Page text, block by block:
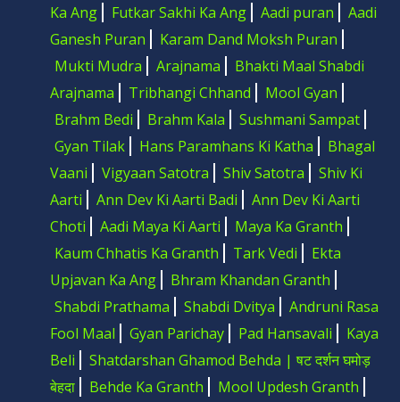
101. (100) Bilas Bodh
31:46
102. (101) Sukh Sagar Bodh
103. (102) Vigyaan Vihangam Bodh
104. (103) Hirambar Bodh
05:46
105. (104) Muhammad Bodh
02:49
106. (105) Kafir Bodh
107. (106) Gyaan Sagar Ke Savaiyen
37:42
108. (107) Gaind Uchhal Ke Savaiyen
33:31
109. (108) Rekhte
51:12
110. (109) Jhulne
111. (110) Areel
39:09
112. (111) Baint Naseetnama
13:26
113. (112) Parsi Baint
28:11
115. (114) Jhumakre
30:47
116. (115) Ashtang
21:03
117. (116) Raag Ramaini
02:33
118. (117) Brahm Ramaini
04:50
119. (118) Aadi Ramaini
04:31
120. (119) Shabd Ramaini
01:13
Ka Ang
Futkar Sakhi Ka Ang Aadi puran
Aadi
Ganesh Puran
Karam Dand Moksh Puran
Mukti Mudra
Arajnama
Bhakti Maal Shabdi
Arajnama
Tribhangi Chhand
Mool Gyan
Brahm Bedi
Brahm Kala
Sushmani Sampat
Gyan Tilak
Hans Paramhans Ki Katha
Bhagal
Vaani
Vigyaan Satotra Shiv Satotra
Shiv Ki
Aarti
Ann Dev Ki Aarti Badi
Ann Dev Ki Aarti
Choti
Aadi Maya Ki Aarti
Maya Ka Granth
Kaum Chhatis Ka Granth
Tark Vedi
Ekta
Upjavan Ka Ang
Bhram Khandan Granth
Shabdi Prathama
Shabdi Dvitya
Andruni Rasa
Fool Maal
Gyan Parichay Pad Hansavali
Kaya
Beli
Shatdarshan Ghamod Behda | षट दर्शन घमोड़
बेहदा
Behde Ka Granth Mool Updesh Granth